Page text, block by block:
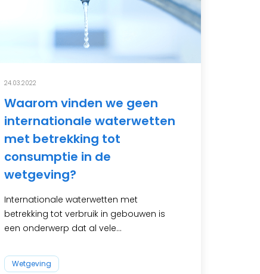
24.03.2022
Waarom vinden we geen
internationale waterwetten
met betrekking tot
consumptie in de
wetgeving?
Internationale waterwetten met
betrekking tot verbruik in gebouwen is
een onderwerp dat al vele...
Wetgeving